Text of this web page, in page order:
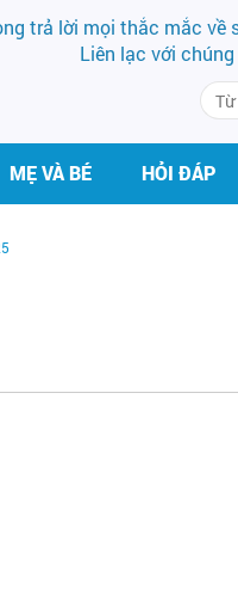
trả lời mọi thắc mắc về
Liên lạc với
MẸ VÀ BÉ HỎI ĐÁP